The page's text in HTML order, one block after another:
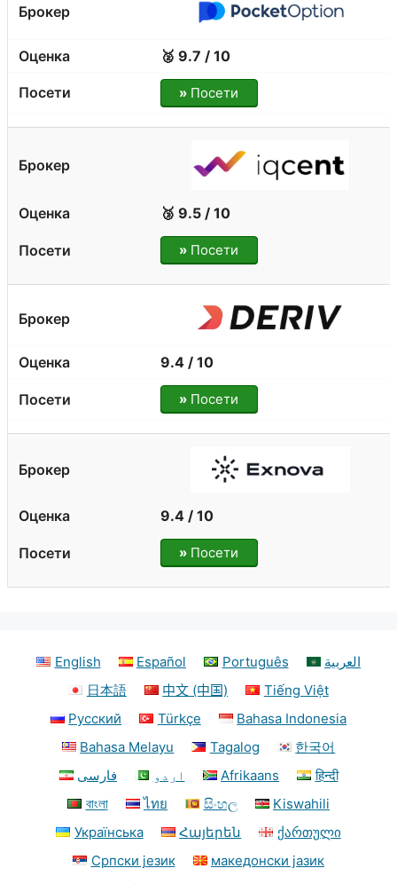
🥈 9.7 / 10
» Посети
🥉 9.5 / 10
» Посети
9.4 / 10
» Посети
9.4 / 10
» Посети
English Español Português
العربية
日本語
中文 (中国)
Tiếng Việt
Русский
Türkçe
Bahasa Indonesia
Bahasa Melayu
Tagalog
한국어
فارسی
اردو Afrikaans
हिन्दी
বাংলা
ไทย සිංහල
Kiswahili
Українська
Հայերեն
ქართული
Српски језик
македонски јазик